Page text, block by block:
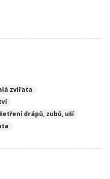
zvířata
drápů, zubů, uší